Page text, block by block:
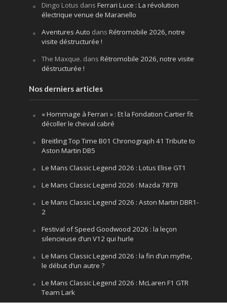
Dingo Lotus dans Ferrari Luce : La révolution
électrique venue de Maranello
Aventures Auto dans Rétromobile 2026, notre
visite déstructurée !
The Maxque. dans Rétromobile 2026, notre visite
déstructurée !
Nos derniers articles
« Hommage à Ferrari » : Et la Fondation Cartier fit
décoller le cheval cabré
Breitling Top Time B01 Chronograph 41 Tribute to
Aston Martin DB5
Le Mans Classic Legend 2026 : Lotus Elise GT1
Le Mans Classic Legend 2026 : Mazda 787B
Le Mans Classic Legend 2026 : Aston Martin DBR1-
2
Festival of Speed Goodwood 2026 : la leçon
silencieuse d’un V12 qui hurle
Le Mans Classic Legend 2026 : la fin d’un mythe,
le début d’un autre ?
Le Mans Classic Legend 2026 : McLaren F1 GTR
Team Lark